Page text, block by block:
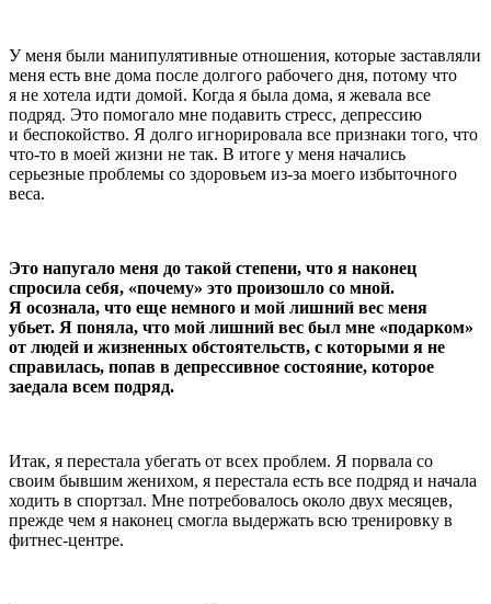
У меня были манипулятивные отношения, которые заставляли
меня есть вне дома после долгого рабочего дня, потому что
я не хотела идти домой. Когда я была дома, я жевала все
подряд. Это помогало мне подавить стресс, депрессию
и беспокойство. Я долго игнорировала все признаки того, что
что-то в моей жизни не так. В итоге у меня начались
серьезные проблемы со здоровьем из-за моего избыточного
веса.
Это напугало меня до такой степени, что я наконец
спросила себя, «почему» это произошло со мной.
Я осознала, что еще немного и мой лишний вес меня
убьет. Я поняла, что мой лишний вес был мне «подарком»
от людей и жизненных обстоятельств, с которыми я не
справилась, попав в депрессивное состояние, которое
заедала всем подряд.
Итак, я перестала убегать от всех проблем. Я порвала со
своим бывшим женихом, я перестала есть все подряд и начала
ходить в спортзал. Мне потребовалось около двух месяцев,
прежде чем я наконец смогла выдержать всю тренировку в
фитнес-центре.